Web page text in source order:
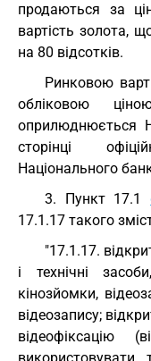
продаються за
вартість золота,
на 80 відсотків.
Ринковою
обліковою
оприлюднюється
сторінці
Національного
3. Пункт 17.1
17.1.17 такого
"17.1.17.
і технічні
кінозйомки,
відеозапису;
відеофіксацію